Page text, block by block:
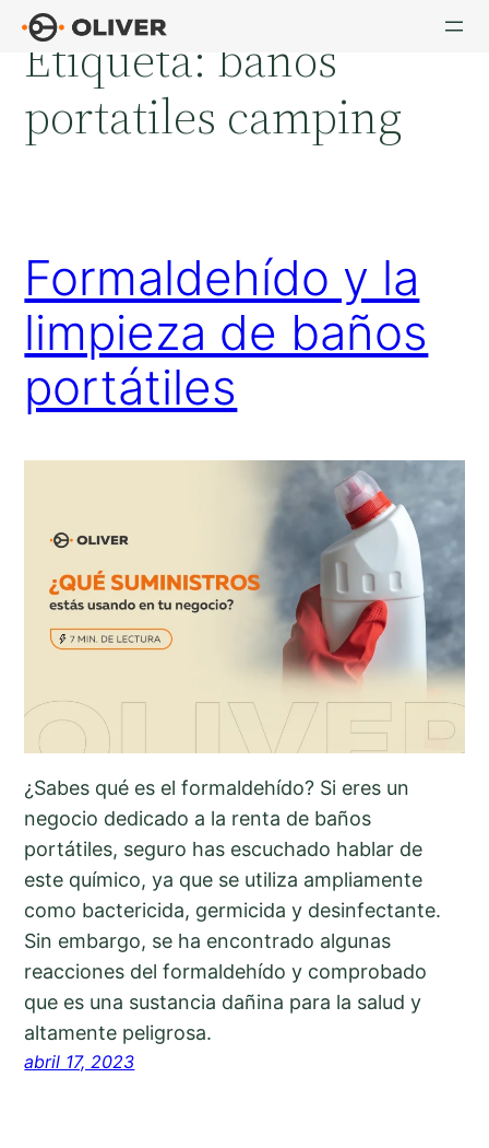
Saltar
contenido
Etiqueta: baños
portatiles camping
Formaldehído y la
limpieza de baños
portátiles
¿Sabes qué es el formaldehído? Si eres un
negocio dedicado a la renta de baños
portátiles, seguro has escuchado hablar de
este químico, ya que se utiliza ampliamente
como bactericida, germicida y desinfectante.
Sin embargo, se ha encontrado algunas
reacciones del formaldehído y comprobado
que es una sustancia dañina para la salud y
altamente peligrosa.
abril 17, 2023